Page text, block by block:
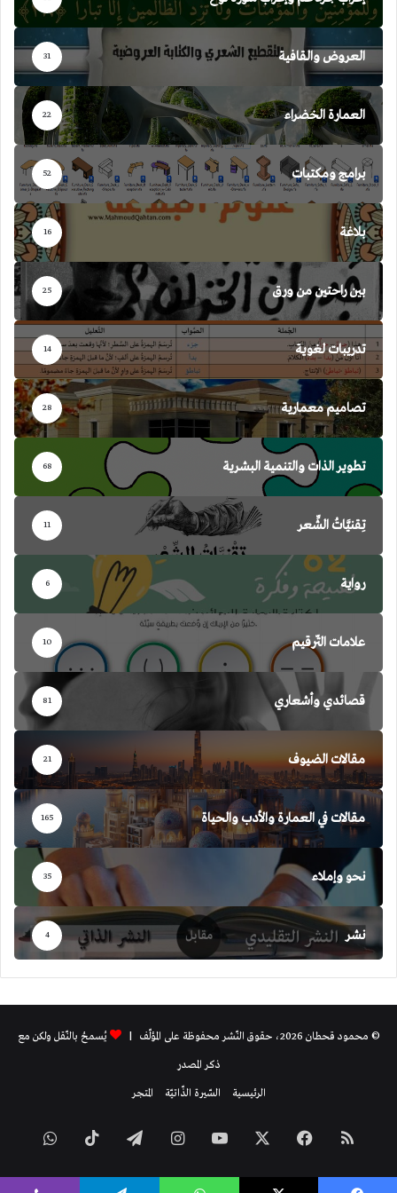
العروض والقافية 31
العمارة الخضراء 22
برامج ومكتبات 52
بلاغة 16
بين راحتين من ورق 25
تدريبات لغوية 14
تصاميم معمارية 28
تطوير الذات والتنمية البشرية 68
تِقنيَّاتُ الشِّعر 11
رواية 6
علامات التّرقيم 10
قصائدي وأشعاري 81
مقالات الضيوف 21
مقالات في العمارة والأدب والحياة 165
نحو وإملاء 35
نشر 4
© محمود قحطان 2026، حقوق النّشر محفوظة على المؤلّف |
يُسمحُ بالنّقل ولكن مع
ذكر المصدر
الرئيسية
السّيرة الذّاتيّة المتجر
ملخص
الموقع
فيسبوك ‫YouTubeانستقرامتيلقرام ‫TikTokواتساب